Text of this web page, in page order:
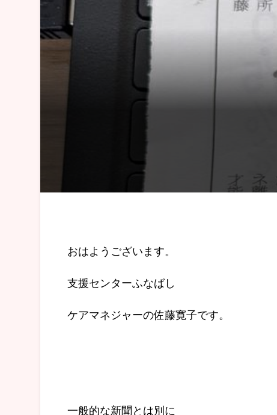
おはようございます。
支援センターふなばし
ケアマネジャーの佐藤寛子です。
一般的な新聞とは別に